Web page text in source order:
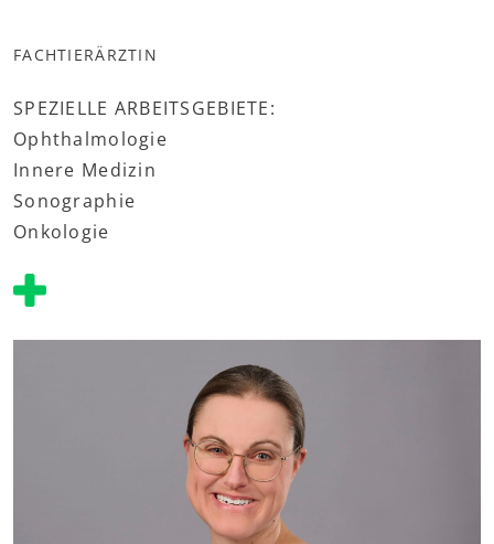
FACHTIERÄRZTIN
SPEZIELLE ARBEITSGEBIETE:
Ophthalmologie
Innere Medizin
Sonographie
Onkologie